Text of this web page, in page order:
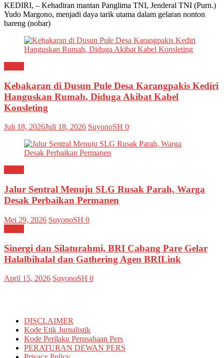
KEDIRI, – Kehadiran mantan Panglima TNI, Jenderal TNI (Purn.)
Yudo Margono, menjadi daya tarik utama dalam gelaran nonton
bareng (nobar)
Kebakaran di Dusun Pule Desa Karangpakis Kediri
Hanguskan Rumah, Diduga Akibat Kabel
Konsleting
Juli 18, 2026Juli 18, 2026 SuyonoSH 0
Jalur Sentral Menuju SLG Rusak Parah, Warga
Desak Perbaikan Permanen
Mei 29, 2026 SuyonoSH 0
Sinergi dan Silaturahmi, BRI Cabang Pare Gelar
Halalbihalal dan Gathering Agen BRILink
April 15, 2026 SuyonoSH 0
DISCLAIMER
Kode Etik Jurnalistik
Kode Perilaku Perusahaan Pers
PERATURAN DEWAN PERS